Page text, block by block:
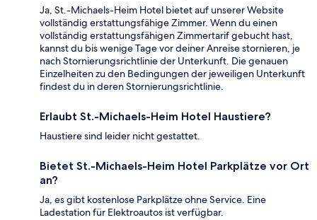
Ja, St.-Michaels-Heim Hotel bietet auf unserer Website
vollständig erstattungsfähige Zimmer. Wenn du einen
vollständig erstattungsfähigen Zimmertarif gebucht hast,
kannst du bis wenige Tage vor deiner Anreise stornieren, je
nach Stornierungsrichtlinie der Unterkunft. Die genauen
Einzelheiten zu den Bedingungen der jeweiligen Unterkunft
findest du in deren Stornierungsrichtlinie.
Erlaubt St.-Michaels-Heim Hotel Haustiere?
Haustiere sind leider nicht gestattet.
Bietet St.-Michaels-Heim Hotel Parkplätze vor Ort
an?
Ja, es gibt kostenlose Parkplätze ohne Service. Eine
Ladestation für Elektroautos ist verfügbar.